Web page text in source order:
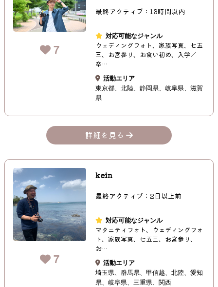
7
最終アクティブ：13時間以内
対応可能なジャンル
ウェディングフォト、家族写真、七五
三、お宮参り、お食い初め、入学／
卒…
活動エリア
東京都
北陸 静岡県 岐阜県
滋賀
県
詳細を見る
7
kein
最終アクティブ：2日以上前
対応可能なジャンル
マタニティフォト、ウェディングフォ
ト、家族写真、七五三、お宮参り、
お…
活動エリア
埼玉県
群馬県 甲信越 北陸
愛知
県
岐阜県 三重県 関西